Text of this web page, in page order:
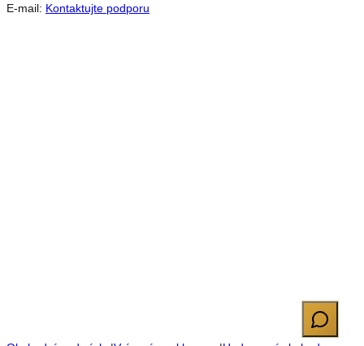
E-mail: Kontaktujte podporu